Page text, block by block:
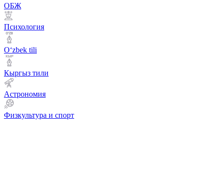
ОБЖ
Психология
Оʻzbek tili
Кыргыз тили
Астрономия
Физкультура и спорт